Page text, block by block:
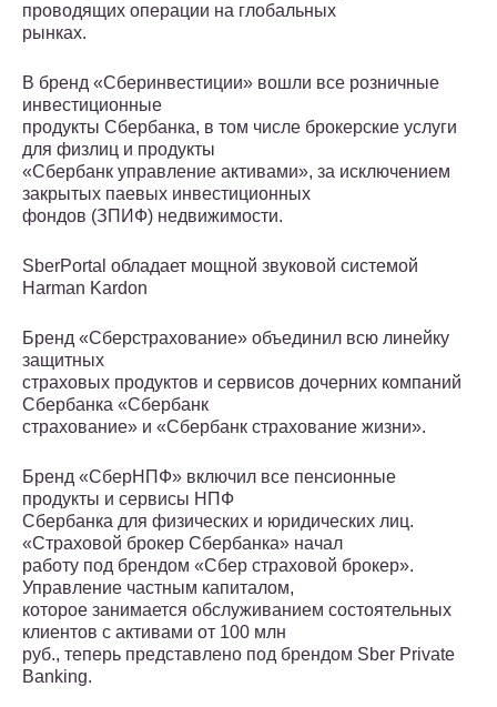
проводящих операции на глобальных
рынках.
В бренд «Сберинвестиции» вошли все розничные
инвестиционные
продукты Сбербанка, в том числе брокерские услуги
для физлиц и продукты
«Сбербанк управление активами», за исключением
закрытых паевых инвестиционных
фондов (ЗПИФ) недвижимости.
SberPortal обладает мощной звуковой системой
Harman Kardon
Бренд «Сберстрахование» объединил всю линейку
защитных
страховых продуктов и сервисов дочерних компаний
Сбербанка «Сбербанк
страхование» и «Сбербанк страхование жизни».
Бренд «СберНПФ» включил все пенсионные
продукты и сервисы НПФ
Сбербанка для физических и юридических лиц.
«Страховой брокер Сбербанка» начал
работу под брендом «Сбер страховой брокер».
Управление частным капиталом,
которое занимается обслуживанием состоятельных
клиентов с активами от 100 млн
руб., теперь представлено под брендом Sber Private
Banking.